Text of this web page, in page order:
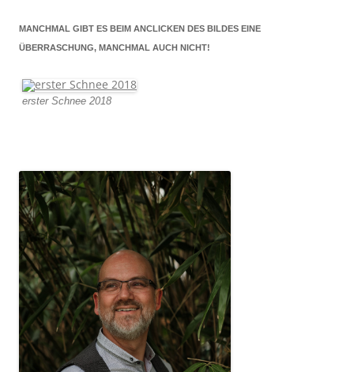
MANCHMAL GIBT ES BEIM ANCLICKEN DES BILDES EINE
ÜBERRASCHUNG, MANCHMAL AUCH NICHT!
erster Schnee 2018